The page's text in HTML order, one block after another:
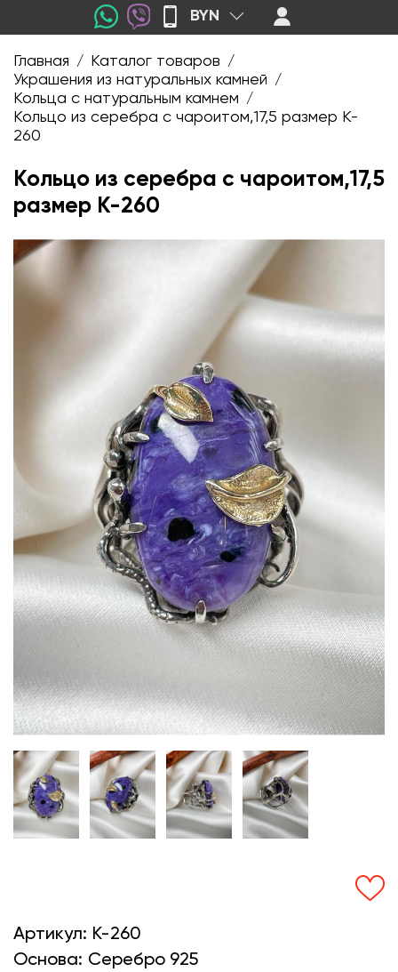
BYN
Главная / Каталог товаров /
Украшения из натуральных камней /
Кольца с натуральным камнем /
Кольцо из серебра с чароитом,17,5 размер K-
260
Кольцо из серебра с чароитом,17,5
размер K-260
Артикул: K-260
Основа: Серебро 925